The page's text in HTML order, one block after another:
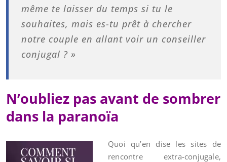
même te laisser du temps si tu le
souhaites, mais es-tu prêt à chercher
notre couple en allant voir un conseiller
conjugal ? »
N’oubliez pas avant de sombrer
dans la paranoïa
Quoi qu’en dise les sites de
rencontre extra-conjugale,